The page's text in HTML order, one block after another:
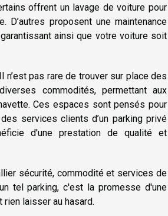
offrent un lavage de voiture pour
proposent une maintenance
ainsi que votre voiture soit
pas rare de trouver sur place des
commodités, permettant aux
Ces espaces sont pensés pour
services clients d’un parking privé
d'une prestation de qualité et
sécurité, commodité et services de
tel parking, c'est la promesse d'une
laisser au hasard.